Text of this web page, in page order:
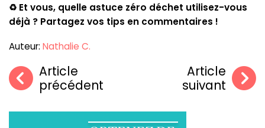
♻️ Et vous, quelle astuce zéro déchet utilisez-vous
déjà ? Partagez vos tips en commentaires !
Auteur: Nathalie C.
Article
précédent
Article
suivant